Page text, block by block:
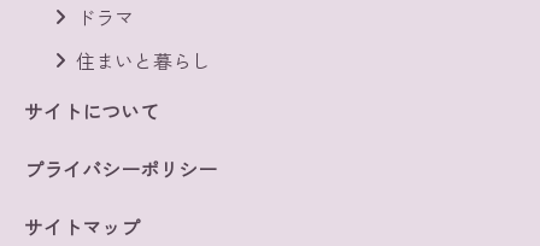
ドラマ
住まいと暮らし
サイトについて
プライバシーポリシー
サイトマップ